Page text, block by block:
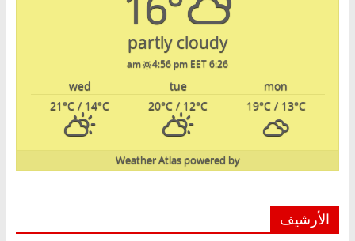
partly cloudy
6:26 am
4:56 pm EET
mon
tue
wed
19°C/ 13°C
20°C / 12°C
21°C / 14°C
powered by
Weather Atlas
الأرشيف